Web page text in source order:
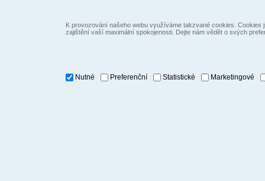
K provozování našeho webu využíváme takzvané cookies.
zajištění vaší maximální spokojenosti. Dejte nám vědět o svých
Nutné Preferenční Statistické Marketingové